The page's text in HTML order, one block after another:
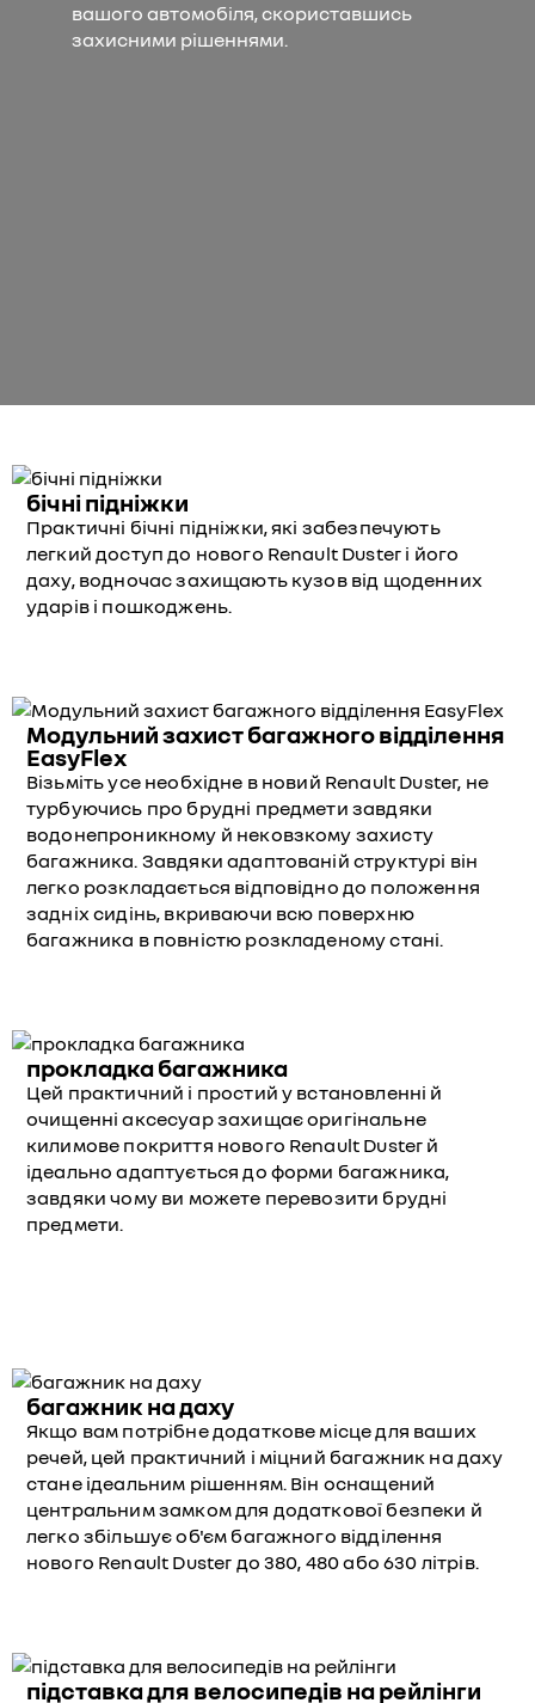
вашого автомобіля, скориставшись
захисними рішеннями.
бічні підніжки
Практичні бічні підніжки, які забезпечують
легкий доступ до нового Renault Duster і його
даху, водночас захищають кузов від щоденних
ударів і пошкоджень.
Модульний захист багажного відділення
EasyFlex
Візьміть усе необхідне в новий Renault Duster, не
турбуючись про брудні предмети завдяки
водонепроникному й нековзкому захисту
багажника. Завдяки адаптованій структурі він
легко розкладається відповідно до положення
задніх сидінь, вкриваючи всю поверхню
багажника в повністю розкладеному стані.
прокладка багажника
Цей практичний і простий у встановленні й
очищенні аксесуар захищає оригінальне
килимове покриття нового Renault Duster й
ідеально адаптується до форми багажника,
завдяки чому ви можете перевозити брудні
предмети.
багажник на даху
Якщо вам потрібне додаткове місце для ваших
речей, цей практичний і міцний багажник на даху
стане ідеальним рішенням. Він оснащений
центральним замком для додаткової безпеки й
легко збільшує об'єм багажного відділення
нового Renault Duster до 380, 480 або 630 літрів.
підставка для велосипедів на рейлінги